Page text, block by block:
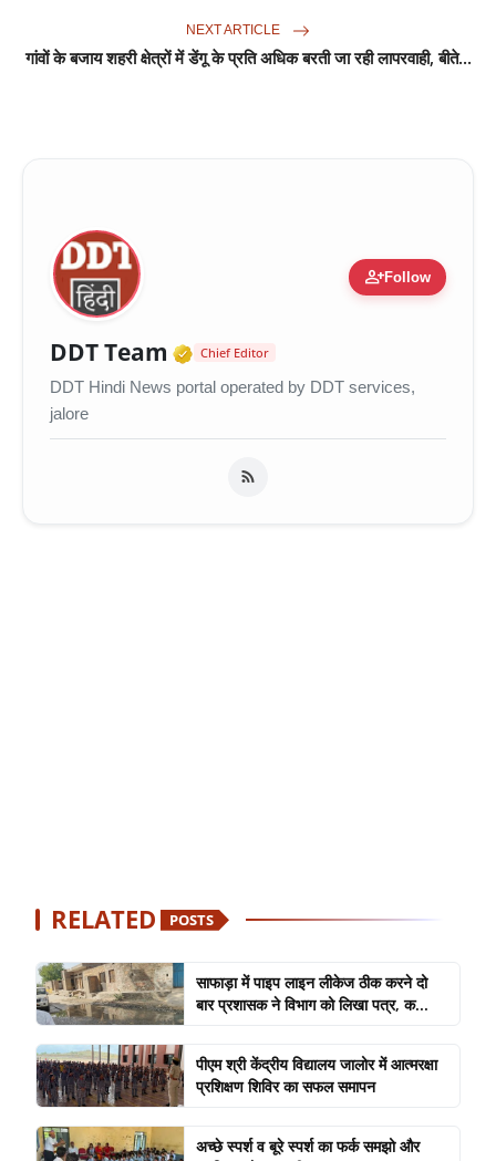
NEXT ARTICLE
गांवों के बजाय शहरी क्षेत्रों में डेंगू के प्रति अधिक बरती जा रही लापरवाही, बीते...
person_addFollow
DDT Team Verified Media or
Chief Editor
DDT Hindi News portal operated by DDT services,
jalore
RELATED POSTS
साफाड़ा में पाइप लाइन लीकेज ठीक करने दो
बार प्रशासक ने विभाग को लिखा पत्र, क...
पीएम श्री केंद्रीय विद्यालय जालोर में आत्मरक्षा
प्रशिक्षण शिविर का सफल समापन
अच्छे स्पर्श व बूरे स्पर्श का फर्क समझो और